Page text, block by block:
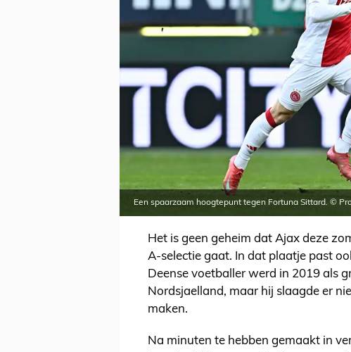
Een spaarzaam hoogtepunt tegen Fortuna Sittard. ©
Het is geen geheim dat Ajax deze
A-selectie gaat. In dat plaatje past
Deense voetballer werd in 2019 als
Nordsjaelland, maar hij slaagde er
maken.
Na minuten te hebben gemaakt in